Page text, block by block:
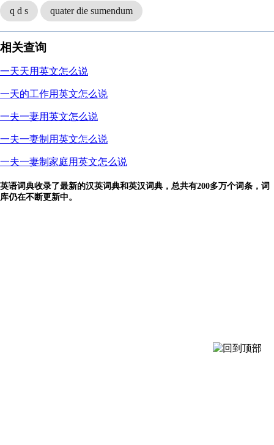
q d s quater die sumendum
相关查询
一天天用英文怎么说
一天的工作用英文怎么说
一夫一妻用英文怎么说
一夫一妻制用英文怎么说
一夫一妻制家庭用英文怎么说
英语词典收录了最新的汉英词典和英汉词典，总共有200多万个词条，词
库仍在不断更新中。